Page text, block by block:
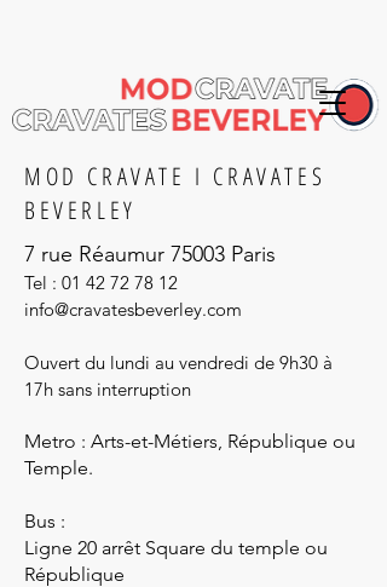
MOD CRAVATE I CRAVATES
BEVERLEY
7 rue Réaumur 75003 Paris
Tel : 01 42 72 78 12
info@cravatesbeverley.com
Ouvert du lundi au vendredi de 9h30 à
17h sans interruption
Metro : Arts-et-Métiers, République ou
Temple.
Bus :
Ligne 20 arrêt Square du temple ou
République